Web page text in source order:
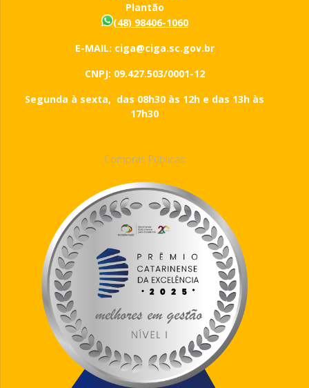
Plantão
(48) 98406-1060
E-MAIL: ciga@ciga.sc.gov.br
CNPJ: 09.427.503/0001-12
Segunda à sexta, das 08h30 às 12h e das 13h às
17h30
Compras Públicas